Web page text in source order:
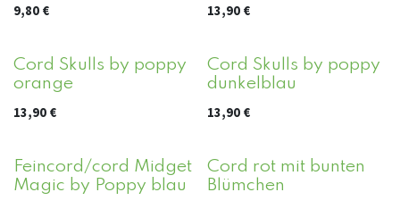
9,80 € 13,90€
Cord Skulls by poppy
orange
13,90 €
Cord Skulls by poppy
dunkelblau
13,90€
Feincord/cord Midget
Magic by Poppy blau
Cord rot mit bunten
Blümchen